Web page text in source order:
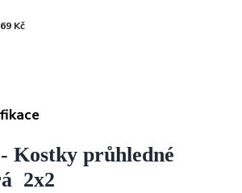
Kč
Kostky průhledné
2x2